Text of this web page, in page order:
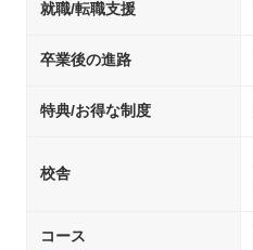
就職/転職支援
卒業後の進路
特典/お得な制度
校舎
コース